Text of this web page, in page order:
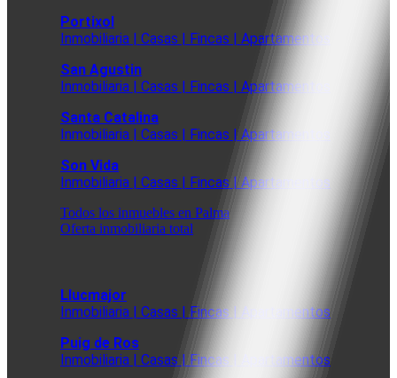
Portixol
Inmobiliaria | Casas | Fincas | Apartamentos
San Agustin
Inmobiliaria | Casas | Fincas | Apartamentos
Santa Catalina
Inmobiliaria | Casas | Fincas | Apartamentos
Son Vida
Inmobiliaria | Casas | Fincas | Apartamentos
Todos los inmuebles en Palma
Oferta inmobiliaria total
Llucmajor
Inmobiliaria | Casas | Fincas | Apartamentos
Puig de Ros
Inmobiliaria | Casas | Fincas | Apartamentos